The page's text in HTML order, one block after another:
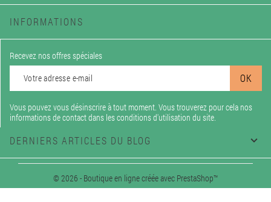
INFORMATIONS
Recevez nos offres spéciales
Vous pouvez vous désinscrire à tout moment. Vous trouverez pour cela nos
informations de contact dans les conditions d'utilisation du site.
DERNIERS ARTICLES DU BLOG 
© 2026 - Boutique en ligne créée avec PrestaShop™